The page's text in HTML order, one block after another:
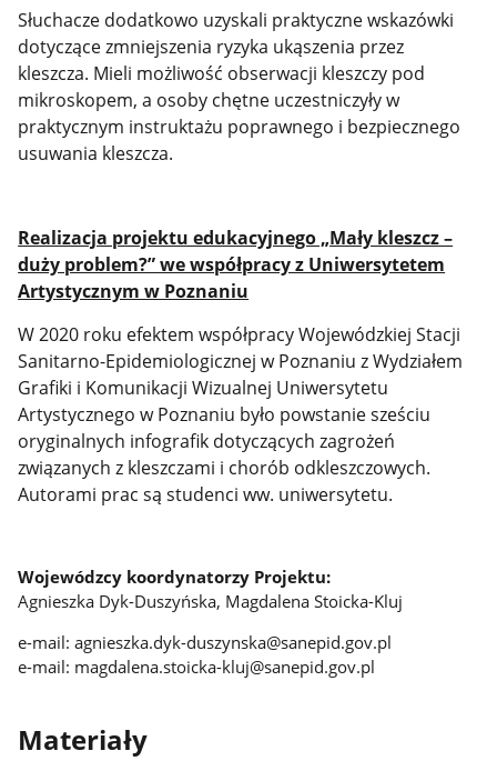
Słuchacze dodatkowo uzyskali praktyczne wskazówki
dotyczące zmniejszenia ryzyka ukąszenia przez
kleszcza. Mieli możliwość obserwacji kleszczy pod
mikroskopem, a osoby chętne uczestniczyły w
praktycznym instruktażu poprawnego i bezpiecznego
usuwania kleszcza.
Realizacja projektu edukacyjnego „Mały kleszcz –
duży problem?” we współpracy z Uniwersytetem
Artystycznym w Poznaniu
W 2020 roku efektem współpracy Wojewódzkiej Stacji
Sanitarno-Epidemiologicznej w Poznaniu z Wydziałem
Grafiki i Komunikacji Wizualnej Uniwersytetu
Artystycznego w Poznaniu było powstanie sześciu
oryginalnych infografik dotyczących zagrożeń
związanych z kleszczami i chorób odkleszczowych.
Autorami prac są studenci ww. uniwersytetu.
Wojewódzcy koordynatorzy Projektu:
Agnieszka Dyk-Duszyńska, Magdalena Stoicka-Kluj
e-mail: agnieszka.dyk-duszynska@sanepid.gov.pl
e-mail: magdalena.stoicka-kluj@sanepid.gov.pl
Materiały